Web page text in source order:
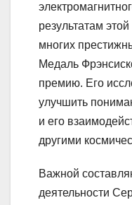
результатам
многих
Медаль
премию. Его
улучшить
и его
другими
Важной
деятельности